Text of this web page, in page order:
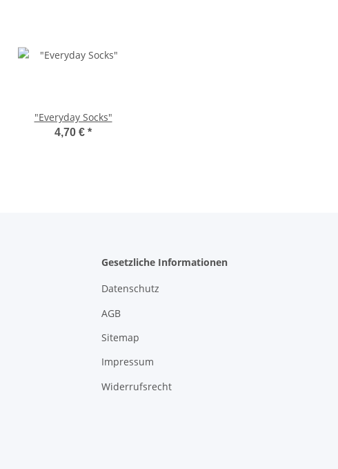
"Everyday Socks"
4,70 € *
Gesetzliche Informationen
Datenschutz
AGB
Sitemap
Impressum
Widerrufsrecht